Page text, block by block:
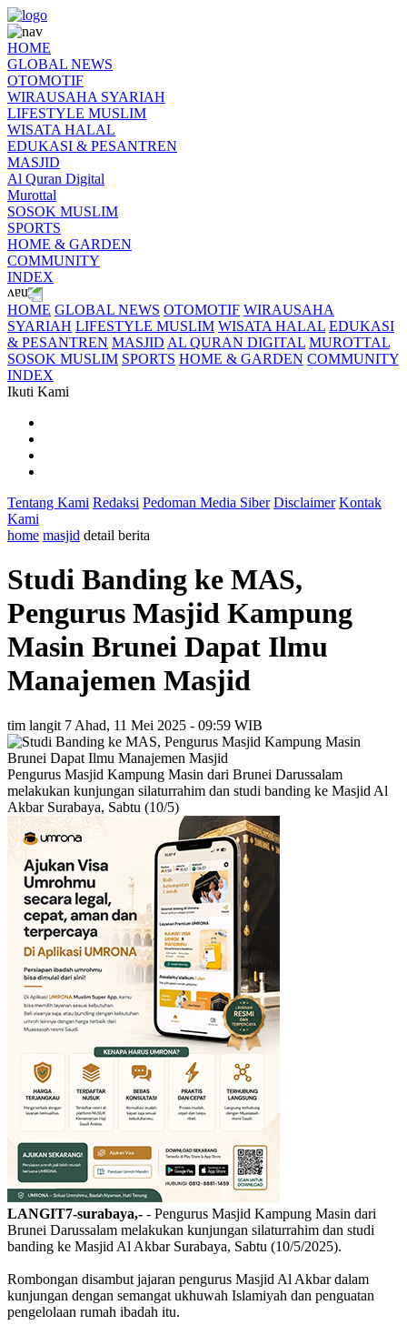
HOME
GLOBAL NEWS
OTOMOTIF
WIRAUSAHA SYARIAH
LIFESTYLE MUSLIM
WISATA HALAL
EDUKASI & PESANTREN
MASJID
Al Quran Digital
Murottal
SOSOK MUSLIM
SPORTS
HOME & GARDEN
COMMUNITY
INDEX
HOME GLOBAL NEWS OTOMOTIF WIRAUSAHA
SYARIAH LIFESTYLE MUSLIM WISATA HALAL EDUKASI
& PESANTREN MASJID AL QURAN DIGITAL MUROTTAL
SOSOK MUSLIM SPORTS HOME & GARDEN COMMUNITY
INDEX
Ikuti Kami
Tentang Kami Redaksi Pedoman Media Siber Disclaimer Kontak
Kami
home masjid detail berita
Studi Banding ke MAS,
Pengurus Masjid Kampung
Masin Brunei Dapat Ilmu
Manajemen Masjid
tim langit 7 Ahad, 11 Mei 2025 - 09:59 WIB
Pengurus Masjid Kampung Masin dari Brunei Darussalam
melakukan kunjungan silaturrahim dan studi banding ke Masjid Al
Akbar Surabaya, Sabtu (10/5)
LANGIT7-surabaya,- - Pengurus Masjid Kampung Masin dari
Brunei Darussalam melakukan kunjungan silaturrahim dan studi
banding ke Masjid Al Akbar Surabaya, Sabtu (10/5/2025).
Rombongan disambut jajaran pengurus Masjid Al Akbar dalam
kunjungan dengan semangat ukhuwah Islamiyah dan penguatan
pengelolaan rumah ibadah itu.